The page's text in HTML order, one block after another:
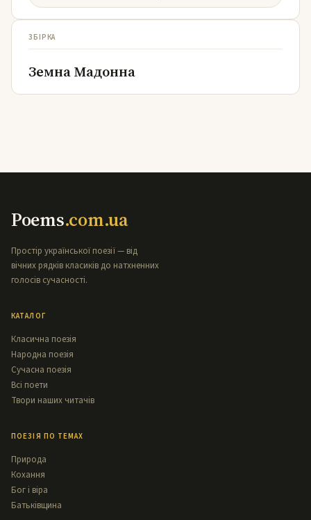
ЗБІРКА
Земна Мадонна
Poems.com.ua
Простір української поезії — від
вічних рядків класиків до натхненних
голосів сучасності.
КАТАЛОГ
Класична поезія
Народна поезія
Сучасна поезія
Всі поети
Твори наших читачів
ПОЕЗІЯ ПО ТЕМАХ
Природа
Кохання
Бог і віра
Батьківщина